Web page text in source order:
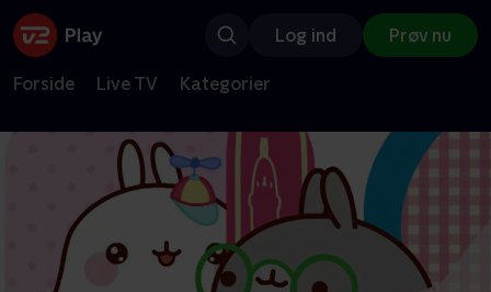
Log ind Prøv nu
Forside Live TV Kategorier